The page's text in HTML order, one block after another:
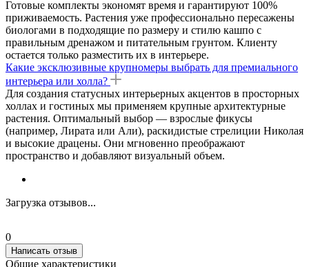
Готовые комплекты экономят время и гарантируют 100%
приживаемость. Растения уже профессионально пересажены
биологами в подходящие по размеру и стилю кашпо с
правильным дренажом и питательным грунтом. Клиенту
остается только разместить их в интерьере.
Какие эксклюзивные крупномеры выбрать для премиального
интерьера или холла?
Для создания статусных интерьерных акцентов в просторных
холлах и гостиных мы применяем крупные архитектурные
растения. Оптимальный выбор — взрослые фикусы
(например, Лирата или Али), раскидистые стрелиции Николая
и высокие драцены. Они мгновенно преображают
пространство и добавляют визуальный объем.
Загрузка отзывов...
0
Написать отзыв
Общие характеристики